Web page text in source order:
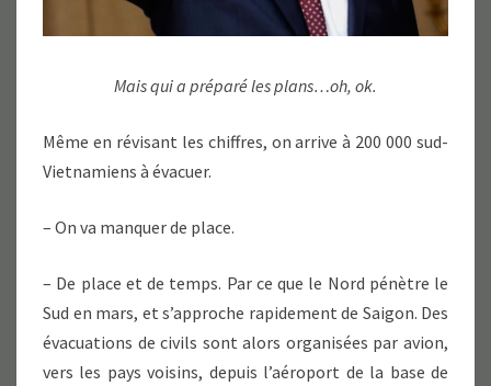
Mais qui a préparé les plans…oh, ok.
Même en révisant les chiffres, on arrive à 200 000 sud-
Vietnamiens à évacuer.
– On va manquer de place.
– De place et de temps. Par ce que le Nord pénètre le
Sud en mars, et s’approche rapidement de Saigon. Des
évacuations de civils sont alors organisées par avion,
vers les pays voisins, depuis l’aéroport de la base de